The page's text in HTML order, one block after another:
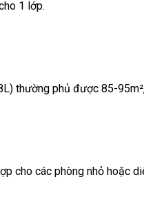
1 lớp.
thường phủ được 85-
cho các phòng nhỏ hoặc